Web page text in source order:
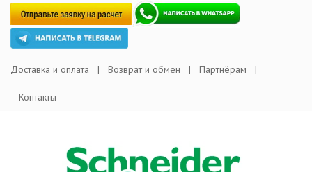
Доставка и оплата Возврат и обмен Партнёрам
Контакты